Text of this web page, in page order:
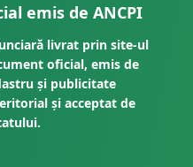
emis de ANCPI
livrat prin site-ul
oficial, emis de
și publicitate
și acceptat de